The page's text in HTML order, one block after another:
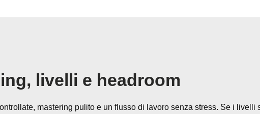
livelli e headroom
mastering pulito e un flusso di lavoro senza stress. Se i